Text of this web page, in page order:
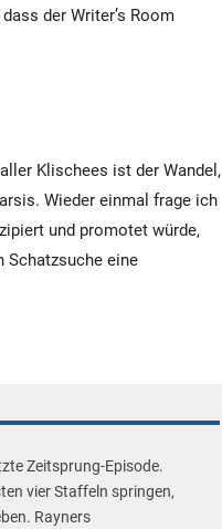
der Writer’s Room
Klischees ist der Wandel,
Wieder einmal frage ich
und promotet würde,
Schatzsuche eine
Zeitsprung-Episode.
vier Staffeln springen,
Rayners